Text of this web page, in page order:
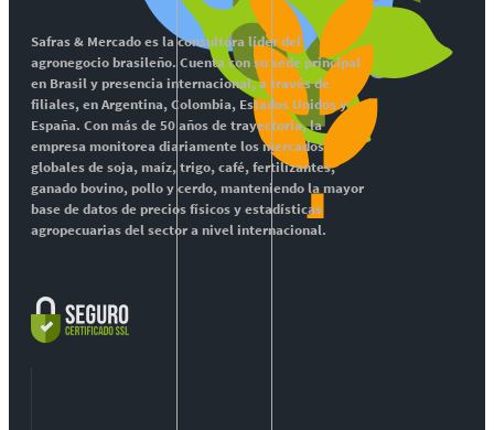
Safras & Mercado es la consultora líder del
agronegocio brasileño. Cuenta con su sede principal
en Brasil y presencia internacional, a través de
filiales, en Argentina, Colombia, Estados Unidos y
España. Con más de 50 años de trayectoria, la
empresa monitorea diariamente los mercados
globales de soja, maíz, trigo, café, fertilizantes,
ganado bovino, pollo y cerdo, manteniendo la mayor
base de datos de precios físicos y estadísticas
agropecuarias del sector a nivel internacional.